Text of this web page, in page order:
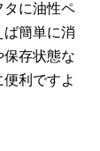
タに油性ペ
ば簡単に消
存状態な
利ですよ